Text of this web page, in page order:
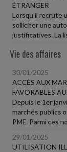
ÉTRANGER
Lorsqu'il recrute
solliciter une
justificatives. La
Vie des affaires
30/01/2025
ACCÈS AUX
FAVORABLES
Depuis le 1er
marchés publics
PME. Parmi ces
29/01/2025
UTILISATION